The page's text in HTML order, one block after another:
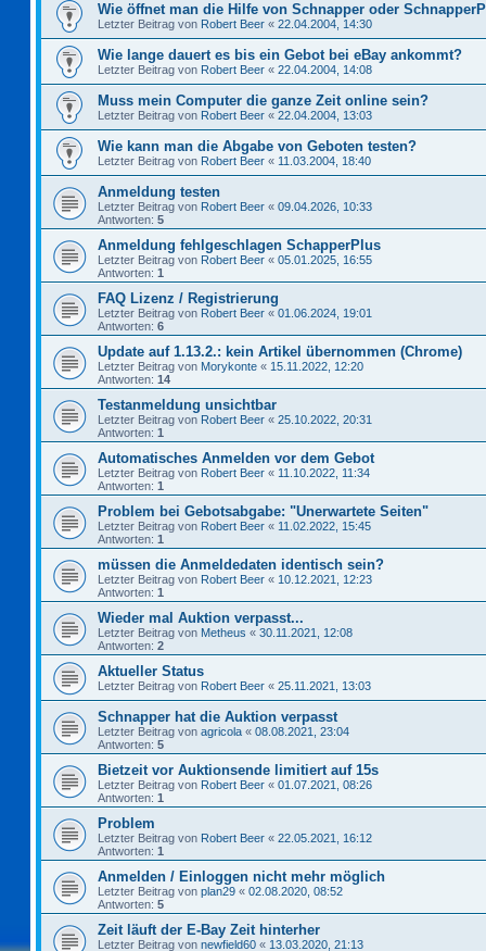
Wie öffnet man die Hilfe von Schnapper oder
Letzter Beitrag von Robert Beer « 22.04.2004, 14:30
Wie lange dauert es bis ein Gebot bei eBay ankommt?
Letzter Beitrag von Robert Beer « 22.04.2004, 14:08
Muss mein Computer die ganze Zeit online sein?
Letzter Beitrag von Robert Beer « 22.04.2004, 13:03
Wie kann man die Abgabe von Geboten testen?
Letzter Beitrag von Robert Beer « 11.03.2004, 18:40
Anmeldung testen
Letzter Beitrag von Robert Beer « 09.04.2026, 10:33
Antworten: 5
Anmeldung fehlgeschlagen SchapperPlus
Letzter Beitrag von Robert Beer « 05.01.2025, 16:55
Antworten: 1
FAQ Lizenz / Registrierung
Letzter Beitrag von Robert Beer « 01.06.2024, 19:01
Antworten: 6
Update auf 1.13.2.: kein Artikel übernommen (Chrome)
Letzter Beitrag von Morykonte « 15.11.2022, 12:20
Antworten: 14
Testanmeldung unsichtbar
Letzter Beitrag von Robert Beer « 25.10.2022, 20:31
Antworten: 1
Automatisches Anmelden vor dem Gebot
Letzter Beitrag von Robert Beer « 11.10.2022, 11:34
Antworten: 1
Problem bei Gebotsabgabe: "Unerwartete Seiten"
Letzter Beitrag von Robert Beer « 11.02.2022, 15:45
Antworten: 1
müssen die Anmeldedaten identisch sein?
Letzter Beitrag von Robert Beer « 10.12.2021, 12:23
Antworten: 1
Wieder mal Auktion verpasst...
Letzter Beitrag von Metheus « 30.11.2021, 12:08
Antworten: 2
Aktueller Status
Letzter Beitrag von Robert Beer « 25.11.2021, 13:03
Schnapper hat die Auktion verpasst
Letzter Beitrag von agricola « 08.08.2021, 23:04
Antworten: 5
Bietzeit vor Auktionsende limitiert auf 15s
Letzter Beitrag von Robert Beer « 01.07.2021, 08:26
Antworten: 1
Problem
Letzter Beitrag von Robert Beer « 22.05.2021, 16:12
Antworten: 1
Anmelden / Einloggen nicht mehr möglich
Letzter Beitrag von plan29 « 02.08.2020, 08:52
Antworten: 5
Zeit läuft der E-Bay Zeit hinterher
Letzter Beitrag von newfield60 « 13.03.2020, 21:13